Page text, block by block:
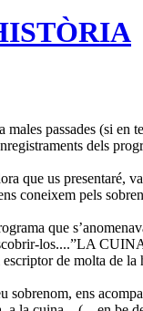
males passades (si
dels
que us presentaré,
coneixem pels
que
los....”LA
de molta de
sobrenom, ens